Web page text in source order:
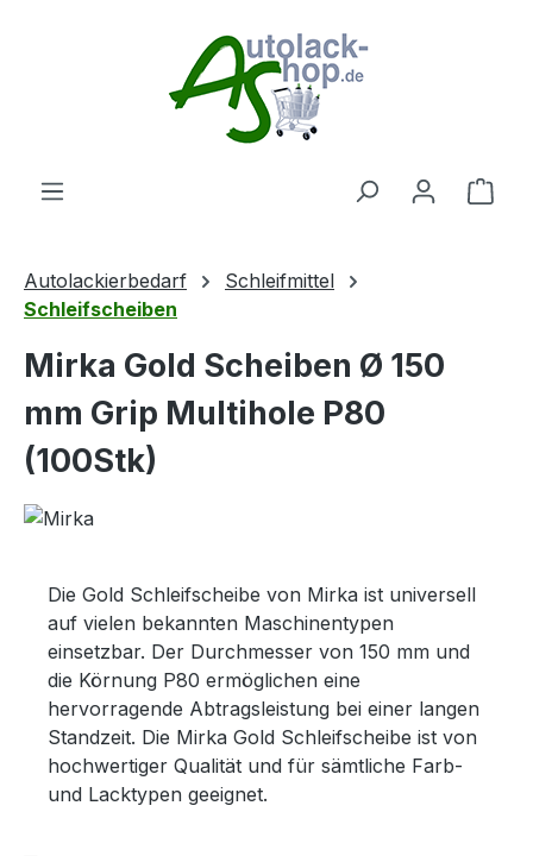
Autolackierbedarf
Schleifmittel
Schleifscheiben
Mirka Gold Scheiben Ø 150
mm Grip Multihole P80
(100Stk)
Die Gold Schleifscheibe von Mirka ist universell
auf vielen bekannten Maschinentypen
einsetzbar. Der Durchmesser von 150 mm und
die Körnung P80 ermöglichen eine
hervorragende Abtragsleistung bei einer langen
Standzeit. Die Mirka Gold Schleifscheibe ist von
hochwertiger Qualität und für sämtliche Farb-
und Lacktypen geeignet.